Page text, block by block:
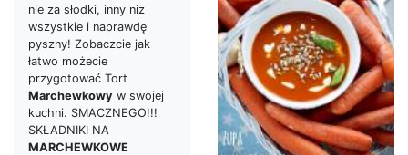
nie za słodki, inny niz
wszystkie i naprawdę
pyszny! Zobaczcie jak
łatwo możecie
przygotować Tort
Marchewkowy w swojej
kuchni. SMACZNEGO!!!
SKŁADNIKI NA
MARCHEWKOWE